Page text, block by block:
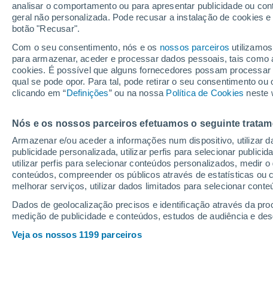
analisar o comportamento ou para apresentar publicidade ou
geral não personalizada. Pode recusar a instalação de cookies
botão "Recusar".
Com o seu consentimento, nós e os nossos parceiros
para armazenar, aceder e processar dados pessoais, tais
cookies. É possível que alguns fornecedores possam
qual se pode opor. Para tal, pode retirar o seu consentimento
clicando em “Definições” ou na nossa Política de Cookies neste
Nós e os nossos parceiros efetuamos o seguinte
Armazenar e/ou aceder a informações num dispositivo, utilizar
publicidade personalizada, utilizar perfis para selecionar
utilizar perfis para selecionar conteúdos personalizados, medir
conteúdos, compreender os públicos através de estatísticas ou
melhorar serviços, utilizar dados limitados para selecionar
Dados de geolocalização precisos e identificação através da
medição de publicidade e conteúdos, estudos de audiência e
Veja os nossos 1199 parceiros
22°
La Guitarra